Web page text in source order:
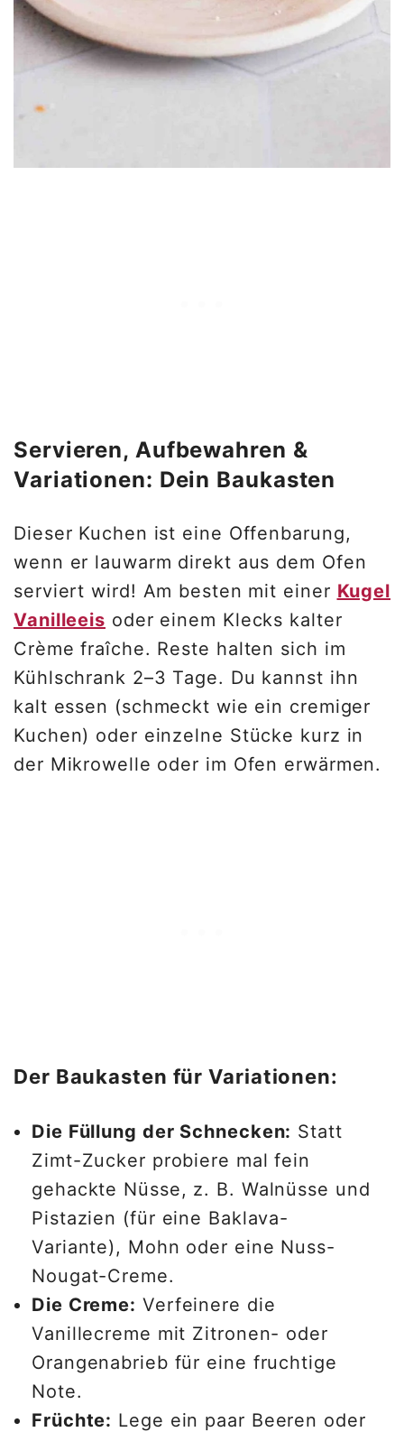
Servieren, Aufbewahren &
Variationen: Dein Baukasten
Dieser Kuchen ist eine Offenbarung,
wenn er lauwarm direkt aus dem Ofen
serviert wird! Am besten mit einer Kugel
Vanilleeis oder einem Klecks kalter
Crème fraîche. Reste halten sich im
Kühlschrank 2–3 Tage. Du kannst ihn
kalt essen (schmeckt wie ein cremiger
Kuchen) oder einzelne Stücke kurz in
der Mikrowelle oder im Ofen erwärmen.
Der Baukasten für Variationen:
Die Füllung der Schnecken: Statt
Zimt-Zucker probiere mal fein
gehackte Nüsse, z. B. Walnüsse und
Pistazien (für eine Baklava-
Variante), Mohn oder eine Nuss-
Nougat-Creme.
Die Creme: Verfeinere die
Vanillecreme mit Zitronen- oder
Orangenabrieb für eine fruchtige
Note.
Früchte: Lege ein paar Beeren oder